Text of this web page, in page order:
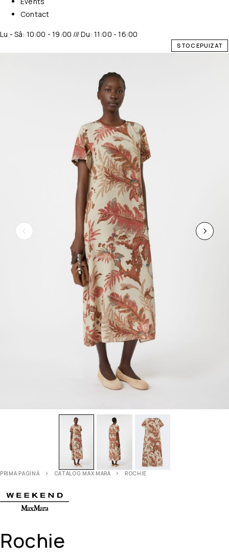
Contact
Lu - Sâ: 10:00 - 19:00 /// Du: 11:00 - 16:00
STOC EPUIZAT
PRIMA PAGINĂ CATALOG MAX MARA ROCHIE
Rochie